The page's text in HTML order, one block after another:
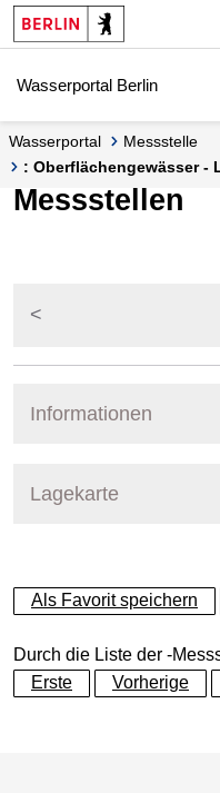
Springe zur Navigation
Springe zum Inhalt
Wasserportal Berlin
Wasserportal
Messstelle
: Oberflächengewässer -
Messstellen
Informationen
Lagekarte
+
−
Als Favorit speichern
Durch die Liste der -
Erste
Vorherige